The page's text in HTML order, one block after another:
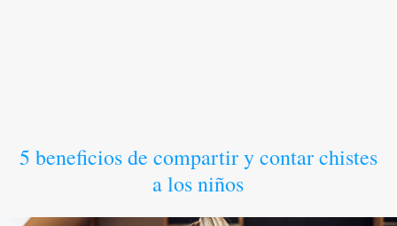
5 beneficios de compartir y contar chistes
a los niños